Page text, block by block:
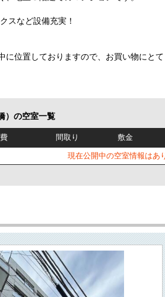
スなど設備充実！
に位置しておりますので、お買い物にと
）の空室一覧
間取り 敷金
現在公開中の空室情報はあ